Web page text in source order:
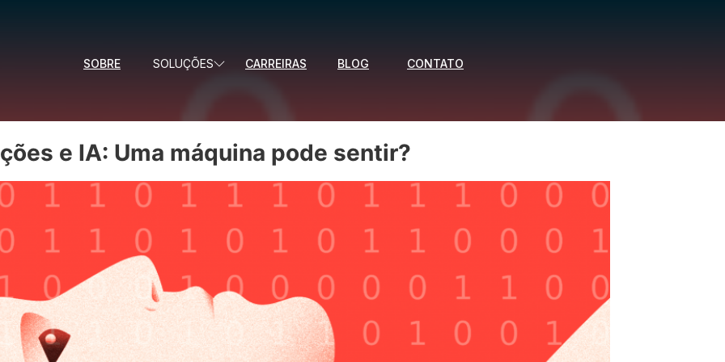
SOBRE SOLUÇÕES CARREIRAS BLOG CONTATO
e IA: Uma máquina pode sentir?